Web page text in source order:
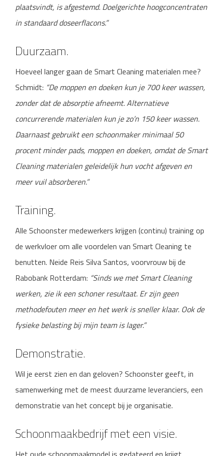
plaatsvindt, is afgestemd. Doelgerichte hoogconcentraten
in standaard doseerflacons.”
Duurzaam.
Hoeveel langer gaan de Smart Cleaning materialen mee?
Schmidt: “De moppen en doeken kun je 700 keer wassen,
zonder dat de absorptie afneemt. Alternatieve
concurrerende materialen kun je zo’n 150 keer wassen.
Daarnaast gebruikt een schoonmaker minimaal 50
procent minder pads, moppen en doeken, omdat de Smart
Cleaning materialen geleidelijk hun vocht afgeven en
meer vuil absorberen.”
Training.
Alle Schoonster medewerkers krijgen (continu) training op
de werkvloer om alle voordelen van Smart Cleaning te
benutten. Neide Reis Silva Santos, voorvrouw bij de
Rabobank Rotterdam: “Sinds we met Smart Cleaning
werken, zie ik een schoner resultaat. Er zijn geen
methodefouten meer en het werk is sneller klaar. Ook de
fysieke belasting bij mijn team is lager.”
Demonstratie.
Wil je eerst zien en dan geloven? Schoonster geeft, in
samenwerking met de meest duurzame leveranciers, een
demonstratie van het concept bij je organisatie.
Schoonmaakbedrijf met een visie.